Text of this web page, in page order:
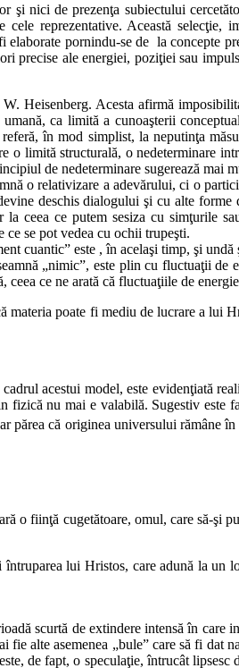
şi nici de prezenţa subiectului
reprezentative. Această selecţie,
pornindu-se de la concepte
precise ale energiei, poziţiei sau
Heisenberg. Acesta afirmă
ca limită a cunoaşterii
în mod simplist, la neputinţa
limită structurală, o nedeterminare
de nedeterminare sugerează mai
o relativizare a adevărului, ci o
deschis dialogului şi cu alte
ceea ce putem sesiza cu simţurile
ce se pot vedea cu ochii trupeşti.
cuantic” este , în acelaşi timp, şi undă
„nimic”, este plin cu fluctuaţii de
ce ne arată că fluctuaţiile de
poate fi mediu de lucrare a lui
acestui model, este evidenţiată
fizică nu mai e valabilă. Sugestiv este
părea că originea universului rămâne
o fiinţă cugetătoare, omul, care să-şi
lui Hristos, care adună la un
scurtă de extindere intensă în care
alte asemenea „bule” care să fi dat
de fapt, o speculaţie, întrucât lipsesc